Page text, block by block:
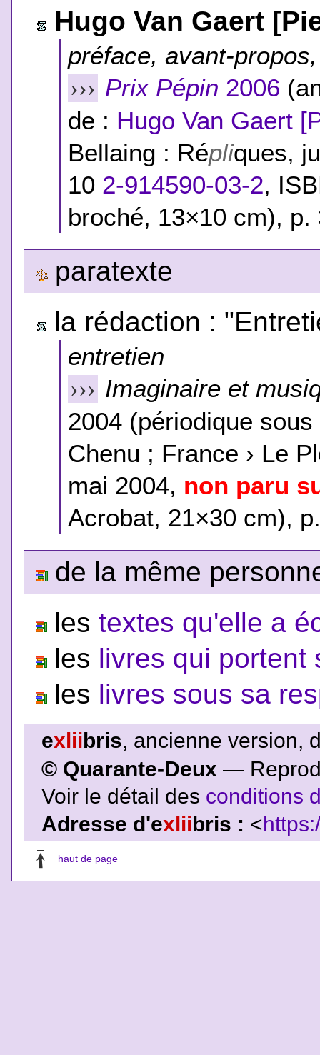
Hugo Van Gaert
préface, avant-
››› Prix Pépin 2006
de : Hugo Van Gaert
Bellaing : Répliques,
10 2-914590-03-2,
broché, 13×10 cm), p.
paratexte
la rédaction :
entretien
››› Imaginaire et
2004 (périodique
Chenu ; France › Le
mai 2004, non paru
Acrobat, 21×30 cm),
de la même
lestextes qu'elle a
les livres qui portent
les livres sous sa
exlii bris, ancienne version,
© Quarante-Deux —
Voir le détail des conditions
Adresse d'exliibris : <
haut de page